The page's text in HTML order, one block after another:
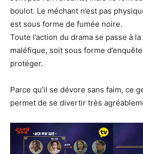
boulot. Le méchant n’est pas
est sous forme de fumée noire.
Toute l’action du drama se passe à
maléfique, soit sous forme
protéger.
Parce qu’il se dévore sans faim, ce
permet de se divertir très